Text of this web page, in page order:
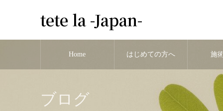
tete la -Japan-
Home はじめての方へ 施
ブログ